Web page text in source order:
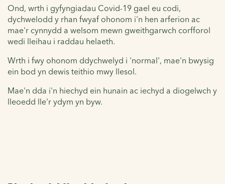
Ond, wrth i gyfyngiadau Covid-19 gael eu codi,
dychwelodd y rhan fwyaf ohonom i'n hen arferion ac
mae'r cynnydd a welsom mewn gweithgarwch corfforol
wedi lleihau i raddau helaeth.
Wrth i fwy ohonom ddychwelyd i 'normal', mae'n bwysig
ein bod yn dewis teithio mwy llesol.
Mae'n dda i'n hiechyd ein hunain ac iechyd a diogelwch y
lleoedd lle'r ydym yn byw.